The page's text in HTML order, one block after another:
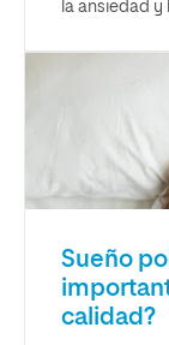
la ansiedad y
Sueño
calidad?